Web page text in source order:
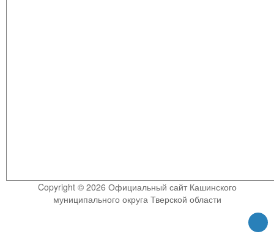
Copyright © 2026 Официальный сайт Кашинского
муниципального округа Тверской области